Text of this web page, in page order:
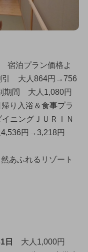
宿泊プラン価格よ
引 大人864円→756
間 大人1,080円
入浴＆食事プラ
ニングＪＵＲＩＮ
4,536円→3,218円
あふれるリゾート
日
大人1,000円